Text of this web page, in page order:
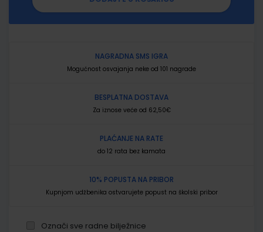
NAGRADNA SMS IGRA
Mogućnost osvajanja neke od 101 nagrade
BESPLATNA DOSTAVA
Za iznose veće od 62,50€
PLAĆANJE NA RATE
do 12 rata bez kamata
10% POPUSTA NA PRIBOR
Kupnjom udžbenika ostvarujete popust na školski pribor
Označi sve radne bilježnice